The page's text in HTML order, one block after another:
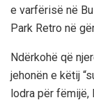
e varfërisë në
Park Retro në
Ndërkohë që
jehonën e këtij
lodra për